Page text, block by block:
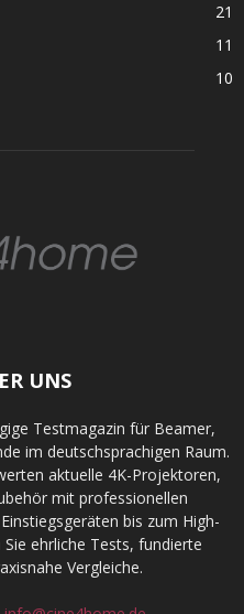
21
11
10
UNS
Testmagazin für Beamer,
im deutschsprachigen Raum.
aktuelle 4K-Projektoren,
mit professionellen
bis zum High-
ehrliche Tests, fundierte
Vergleiche.